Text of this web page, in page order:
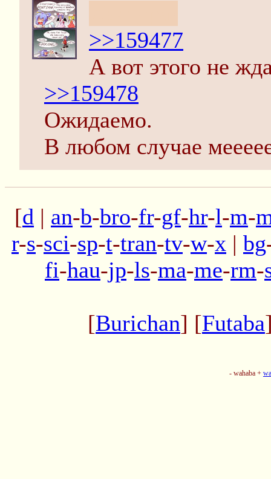
>>159477
А вот этого не
>>159478
Ожидаемо.
В любом случае
[d | an-b-bro-fr-gf-hr-l-m-
r-s-sci-sp-t-tran-tv-w-x | bg
fi-hau-jp-ls-ma-me-rm-
[Burichan] [Futaba
- wahaba +